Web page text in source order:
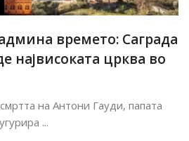
времето: Саграда
највисоката црква во
на Антони Гауди, папата
...